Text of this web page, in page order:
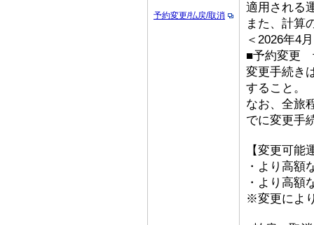
予約変更/払戻/取消
適用される
また、計算
＜2026年4
■予約変更
変更手続き
すること。
なお、全旅
でに変更手
【変更可能
・より高額
・より高額
※変更によ